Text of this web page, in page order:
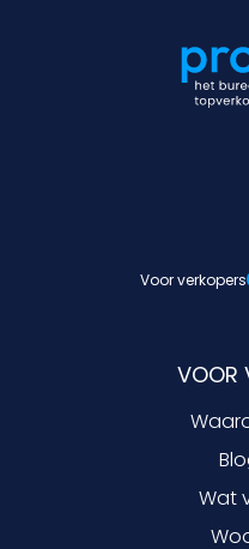
Voor verkopers
VOOR
Wat